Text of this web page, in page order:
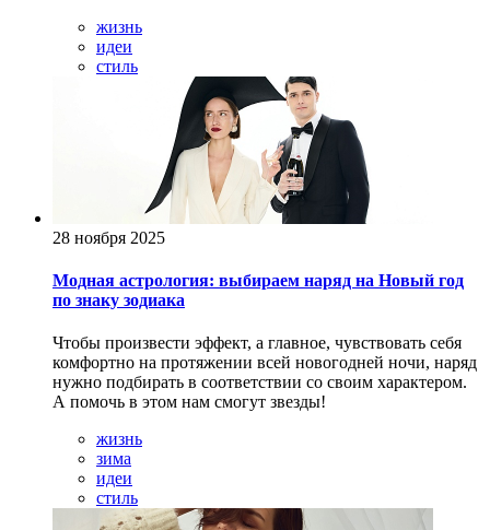
жизнь
идеи
стиль
28 ноября 2025
Модная астрология: выбираем наряд на Новый год
по знаку зодиака
Чтобы произвести эффект, а главное, чувствовать себя
комфортно на протяжении всей новогодней ночи, наряд
нужно подбирать в соответствии со своим характером.
А помочь в этом нам смогут звезды!
жизнь
зима
идеи
стиль